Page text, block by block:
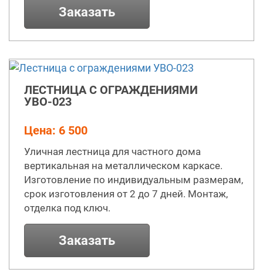
Заказать
ЛЕСТНИЦА С ОГРАЖДЕНИЯМИ
УВО-023
Цена: 6 500
Уличная лестница для частного дома
вертикальная на металлическом каркасе.
Изготовление по индивидуальным размерам,
срок изготовления от 2 до 7 дней. Монтаж,
отделка под ключ.
Заказать